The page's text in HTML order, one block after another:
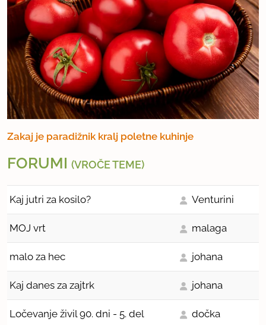
Zakaj je paradižnik kralj poletne kuhinje
FORUMI (VROČE TEME)
Kaj jutri za kosilo? Venturini
MOJ vrt malaga
malo za hec johana
Kaj danes za zajtrk johana
Ločevanje živil 90. dni - 5. del dočka